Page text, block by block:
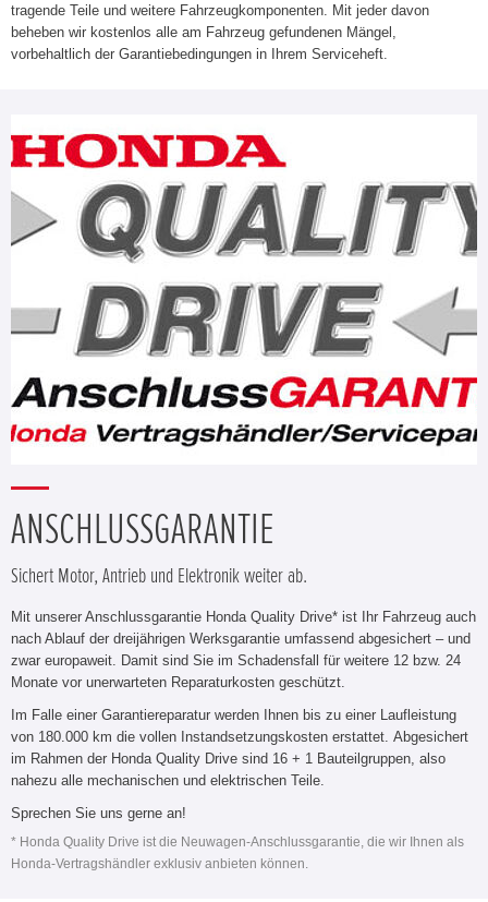
tragende Teile und weitere Fahrzeugkomponenten. Mit jeder davon
beheben wir kostenlos alle am Fahrzeug gefundenen Mängel,
vorbehaltlich der Garantiebedingungen in Ihrem Serviceheft.
ANSCHLUSSGARANTIE
Sichert Motor, Antrieb und Elektronik weiter ab.
Mit unserer Anschlussgarantie Honda Quality Drive* ist Ihr Fahrzeug auch
nach Ablauf der dreijährigen Werksgarantie umfassend abgesichert – und
zwar europaweit. Damit sind Sie im Schadensfall für weitere 12 bzw. 24
Monate vor unerwarteten Reparaturkosten geschützt.
Im Falle einer Garantiereparatur werden Ihnen bis zu einer Laufleistung
von 180.000 km die vollen Instandsetzungskosten erstattet. Abgesichert
im Rahmen der Honda Quality Drive sind 16 + 1 Bauteilgruppen, also
nahezu alle mechanischen und elektrischen Teile.
Sprechen Sie uns gerne an!
* Honda Quality Drive ist die Neuwagen-Anschlussgarantie, die wir Ihnen als
Honda-Vertragshändler exklusiv anbieten können.